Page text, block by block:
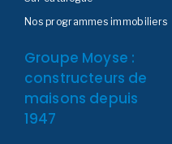
Nos programmes immobiliers
Groupe Moyse :
constructeurs de
maisons depuis
1947